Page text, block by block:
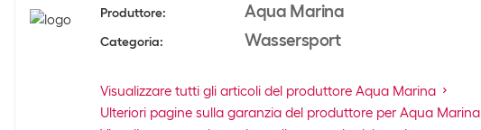
Produttore: Aqua Marina
Categoria: Wassersport
Visualizzare tutti gli articoli del produttore Aqua Marina
Ulteriori pagine sulla garanzia del produttore per Aqua Marina